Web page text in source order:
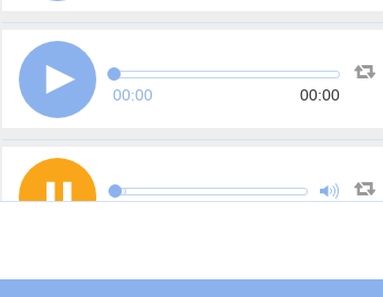
00:00 00:00